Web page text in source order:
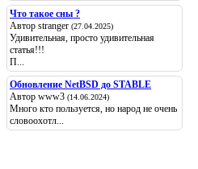
Что такое сны ?
Автор stranger (27.04.2025)
Удивительная, просто удивительная
статья!!!
П...
Обновление NetBSD до STABLE
Автор www3 (14.06.2024)
Много кто пользуется, но народ не очень
словоохотл...